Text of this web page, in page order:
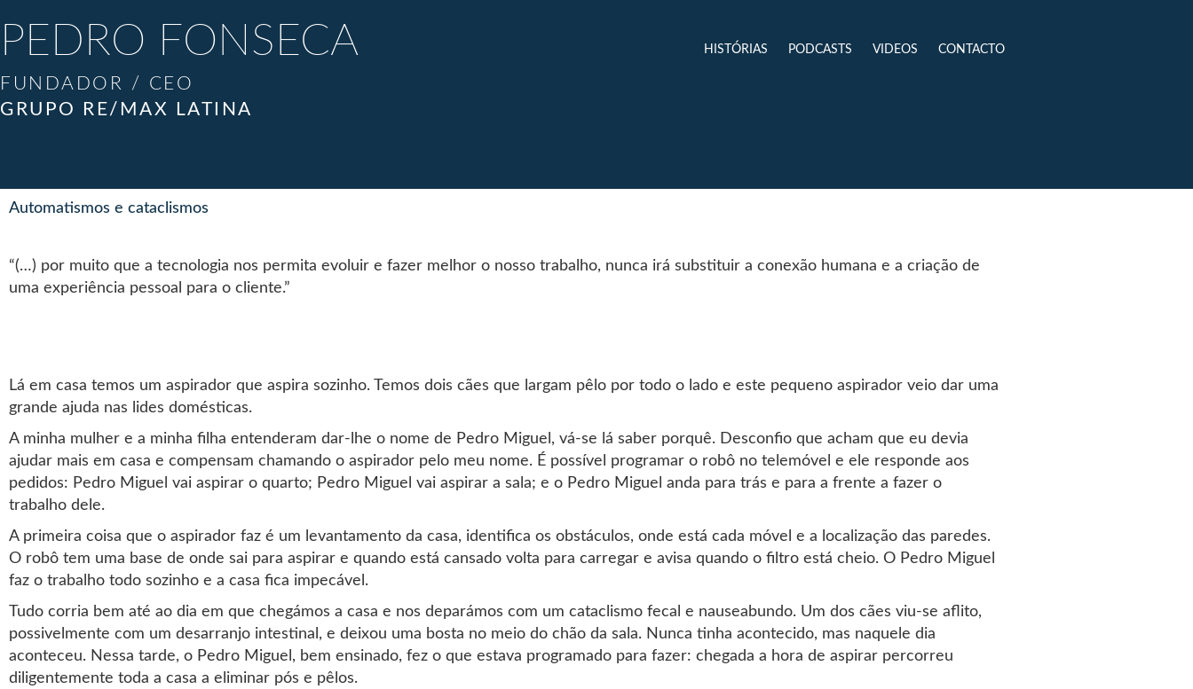
PEDRO FONSECA
FUNDADOR / CEO
GRUPO RE/MAX LATINA
HISTÓRIAS PODCASTS VIDEOS CONTACTO
Automatismos e cataclismos
“(…) por muito que a tecnologia nos permita evoluir e fazer melhor o nosso trabalho, nunca irá substituir a conexão humana e a criação de
uma experiência pessoal para o cliente.”
Lá em casa temos um aspirador que aspira sozinho. Temos dois cães que largam pêlo por todo o lado e este pequeno aspirador veio dar uma
grande ajuda nas lides domésticas.
A minha mulher e a minha filha entenderam dar-lhe o nome de Pedro Miguel, vá-se lá saber porquê. Desconfio que acham que eu devia
ajudar mais em casa e compensam chamando o aspirador pelo meu nome. É possível programar o robô no telemóvel e ele responde aos
pedidos: Pedro Miguel vai aspirar o quarto; Pedro Miguel vai aspirar a sala; e o Pedro Miguel anda para trás e para a frente a fazer o
trabalho dele.
A primeira coisa que o aspirador faz é um levantamento da casa, identifica os obstáculos, onde está cada móvel e a localização das paredes.
O robô tem uma base de onde sai para aspirar e quando está cansado volta para carregar e avisa quando o filtro está cheio. O Pedro Miguel
faz o trabalho todo sozinho e a casa fica impecável.
Tudo corria bem até ao dia em que chegámos a casa e nos deparámos com um cataclismo fecal e nauseabundo. Um dos cães viu-se aflito,
possivelmente com um desarranjo intestinal, e deixou uma bosta no meio do chão da sala. Nunca tinha acontecido, mas naquele dia
aconteceu. Nessa tarde, o Pedro Miguel, bem ensinado, fez o que estava programado para fazer: chegada a hora de aspirar percorreu
diligentemente toda a casa a eliminar pós e pêlos.